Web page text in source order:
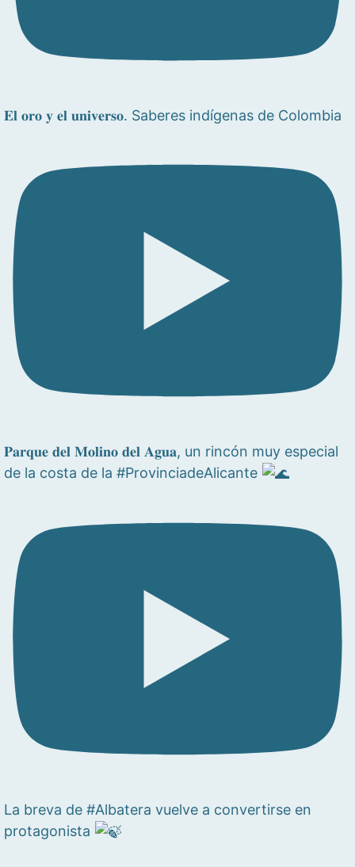
𝐄𝐥 𝐨𝐫𝐨 𝐲 𝐞𝐥 𝐮𝐧𝐢𝐯𝐞𝐫𝐬𝐨. Saberes indígenas de Colombia
𝐏𝐚𝐫𝐪𝐮𝐞 𝐝𝐞𝐥 𝐌𝐨𝐥𝐢𝐧𝐨 𝐝𝐞𝐥 𝐀𝐠𝐮𝐚, un rincón muy especial
de la costa de la #ProvinciadeAlicante
La breva de #Albatera vuelve a convertirse en
protagonista